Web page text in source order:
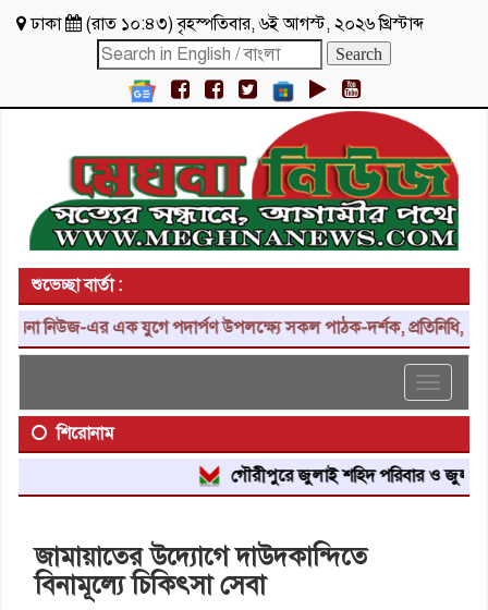
ঢাকা (রাত ১০:৪৩)বৃহস্পতিবার,৬ই আগস্ট, ২০২৬ খ্রিস্টাব্দ
শুভেচ্ছা বার্তা :
এর এক যুগে পদার্পণ উপলক্ষ্যে সকল পাঠক-দর্শক, প্রতিনিধি,
Toggle
শিরোনাম
গৌরীপুরে জুলাই শহিদ পরিবার ও জুলাই
জামায়াতের উদ্যোগে দাউদকান্দিতে
বিনামূল্যে চিকিৎসা সেবা